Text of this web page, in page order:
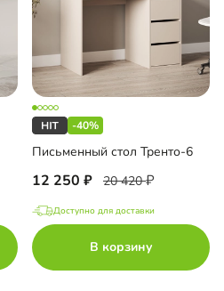
-40%
Письменный стол Тренто-6
12 250 20 420
Доступно для доставки
В корзину